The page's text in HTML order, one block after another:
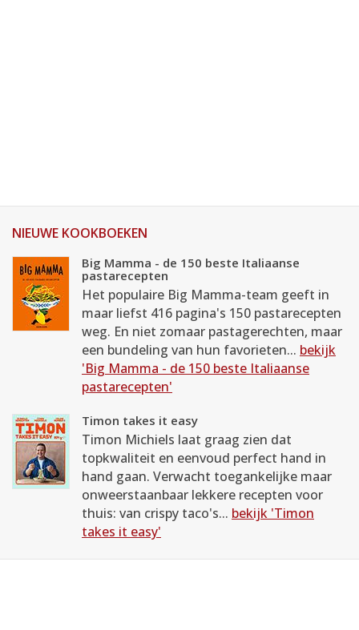
NIEUWE KOOKBOEKEN
Big Mamma - de 150 beste Italiaanse
pastarecepten
Het populaire Big Mamma-team geeft in
maar liefst 416 pagina's 150 pastarecepten
weg. En niet zomaar pastagerechten, maar
een bundeling van hun favorieten... bekijk
'Big Mamma - de 150 beste Italiaanse
pastarecepten'
Timon takes it easy
Timon Michiels laat graag zien dat
topkwaliteit en eenvoud perfect hand in
hand gaan. Verwacht toegankelijke maar
onweerstaanbaar lekkere recepten voor
thuis: van crispy taco's... bekijk 'Timon
takes it easy'